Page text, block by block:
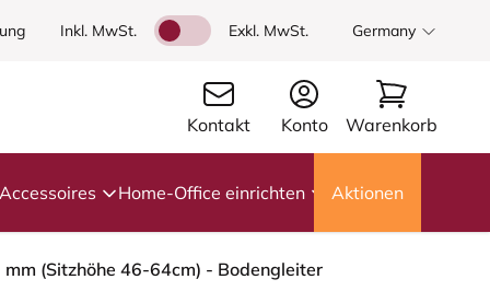
Inkl. MwSt. Exkl. MwSt. Germany
Kontakt Konto Warenkorb
Accessoires Home-Office einrichten Aktionen
(Sitzhöhe 46-64cm) - Bodengleiter